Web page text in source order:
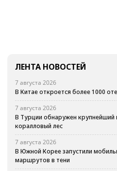
ЛЕНТА НОВОСТЕЙ
7 августа 2026
В Китае откроется более 1000
7 августа 2026
В Турции обнаружен крупнейший
коралловый лес
7 августа 2026
В Южной Корее запустили
маршрутов в тени